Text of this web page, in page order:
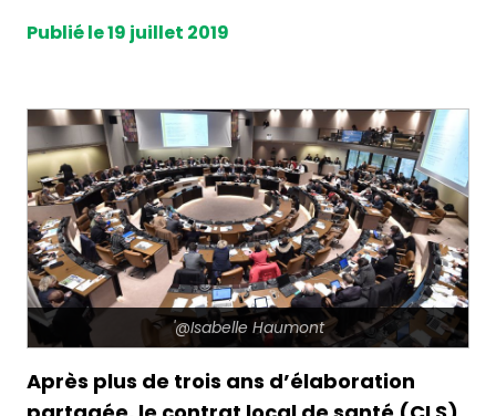
Publié le 19 juillet 2019
'@Isabelle Haumont
Après plus de trois ans d’élaboration